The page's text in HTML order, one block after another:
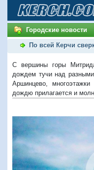
Городские новости
По всей Керчи
С вершины горы
дождем тучи над
Аршинцево,
дождю прилагается и